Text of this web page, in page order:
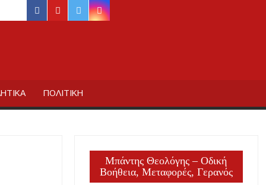
facebook
youtubetwitterinstagram
ΠΟΛΙΤΙΚΗ
Μπάντης Θεολόγης – Οδική
Βοήθεια, Μεταφορές, Γερανός